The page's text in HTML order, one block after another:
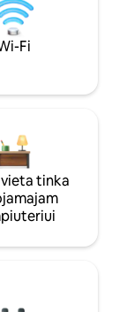
Fi
tinka